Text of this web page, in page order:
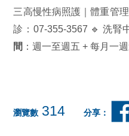
三高慢性病照護｜體重管
診：07-355-3567 🔹 洗
間 ：週一至週五 + 每月一
瀏覽數 314 分享：